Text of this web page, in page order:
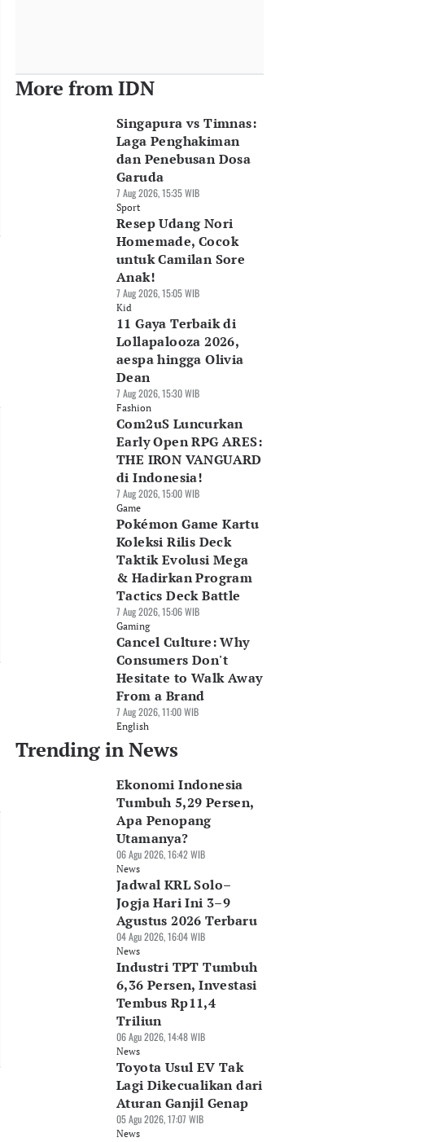
More from IDN
Singapura vs Timnas:
Laga Penghakiman
dan Penebusan Dosa
Garuda
7 Aug 2026, 15:35 WIB
Sport
Resep Udang Nori
Homemade, Cocok
untuk Camilan Sore
Anak!
7 Aug 2026, 15:05 WIB
Kid
11 Gaya Terbaik di
Lollapalooza 2026,
aespa hingga Olivia
Dean
7 Aug 2026, 15:30 WIB
Fashion
Com2uS Luncurkan
Early Open RPG ARES:
THE IRON VANGUARD
di Indonesia!
7 Aug 2026, 15:00 WIB
Game
Pokémon Game Kartu
Koleksi Rilis Deck
Taktik Evolusi Mega
& Hadirkan Program
Tactics Deck Battle
7 Aug 2026, 15:06 WIB
Gaming
Cancel Culture: Why
Consumers Don't
Hesitate to Walk Away
From a Brand
7 Aug 2026, 11:00 WIB
English
Trending in News
Ekonomi Indonesia
Tumbuh 5,29 Persen,
Apa Penopang
Utamanya?
06 Agu 2026, 16:42 WIB
News
Jadwal KRL Solo–
Jogja Hari Ini 3–9
Agustus 2026 Terbaru
04 Agu 2026, 16:04 WIB
News
Industri TPT Tumbuh
6,36 Persen, Investasi
Tembus Rp11,4
Triliun
06 Agu 2026, 14:48 WIB
News
Toyota Usul EV Tak
Lagi Dikecualikan dari
Aturan Ganjil Genap
05 Agu 2026, 17:07 WIB
News